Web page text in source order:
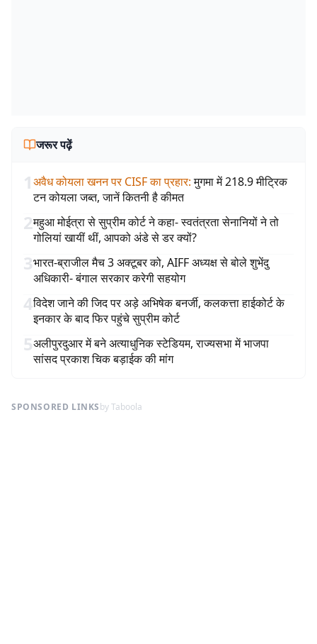
जरूर पढ़ें
1अवैध कोयला खनन पर CISF का प्रहार: मुगमा में 218.9 मीट्रिक
टन कोयला जब्त, जानें कितनी है कीमत
2महुआ मोईत्रा से सुप्रीम कोर्ट ने कहा- स्वतंत्रता सेनानियों ने तो
गोलियां खायीं थीं, आपको अंडे से डर क्यों?
3भारत-ब्राजील मैच 3 अक्टूबर को, AIFF अध्यक्ष से बोले शुभेंदु
अधिकारी- बंगाल सरकार करेगी सहयोग
4विदेश जाने की जिद पर अड़े अभिषेक बनर्जी, कलकत्ता हाईकोर्ट के
इनकार के बाद फिर पहुंचे सुप्रीम कोर्ट
5अलीपुरदुआर में बने अत्याधुनिक स्टेडियम, राज्यसभा में भाजपा
सांसद प्रकाश चिक बड़ाईक की मांग
SPONSORED LINKSby Taboola